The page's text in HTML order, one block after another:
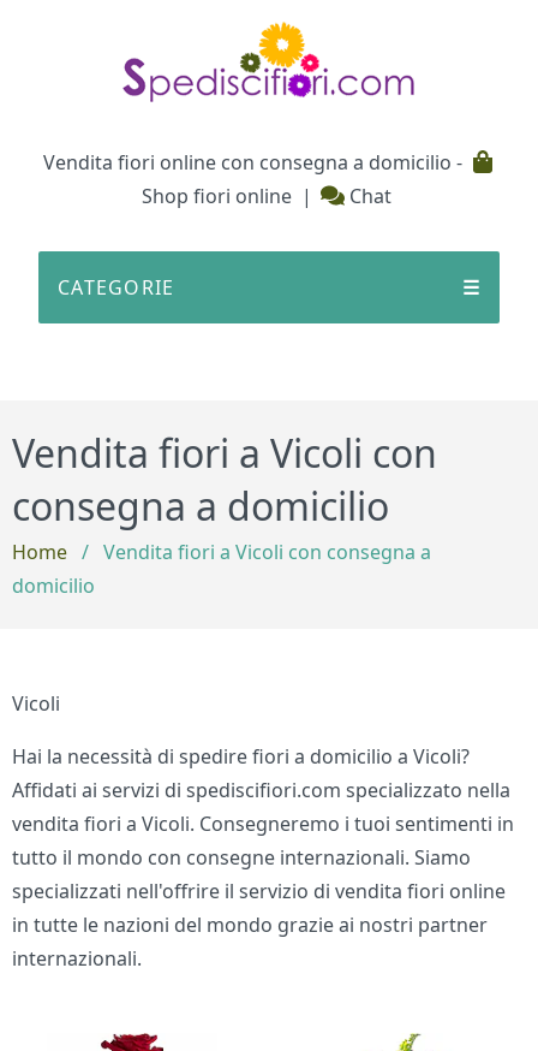
Vendita fiori online con consegna a domicilio -
Shop fiori online | Chat
CATEGORIE ☰
Vendita fiori a Vicoli con
consegna a domicilio
Home / Vendita fiori a Vicoli con consegna a
domicilio
Vicoli
Hai la necessità di spedire fiori a domicilio a Vicoli?
Affidati ai servizi di spediscifiori.com specializzato nella
vendita fiori a Vicoli. Consegneremo i tuoi sentimenti in
tutto il mondo con consegne internazionali. Siamo
specializzati nell'offrire il servizio di vendita fiori online
in tutte le nazioni del mondo grazie ai nostri partner
internazionali.